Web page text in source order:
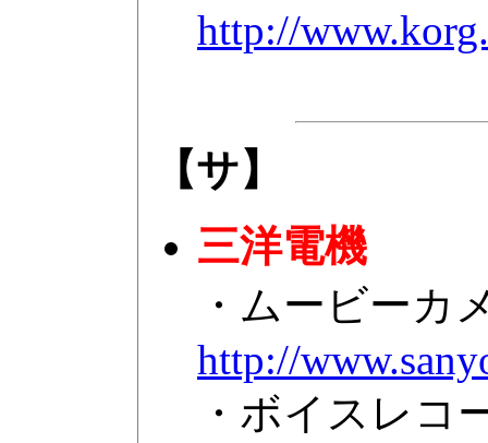
http://
【サ】
三洋電機
・ムービーカ
http://
・ボイスレコ